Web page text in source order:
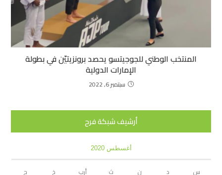
المنتخب الوطني للجوجيتسو يحصد برونزيتيّن في بطولة
الإمارات الدولية
سبتمبر 6, 2022
أرشيف شبكة فرح
أغسطس 2020
س د ن ث أرب خ
ج